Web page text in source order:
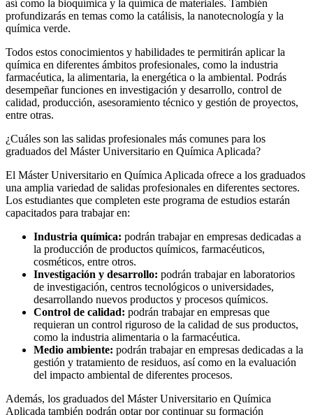
así como la bioquímica y la química de materiales. También
profundizarás en temas como la catálisis, la nanotecnología y la
química verde.
Todos estos conocimientos y habilidades te permitirán aplicar la
química en diferentes ámbitos profesionales, como la industria
farmacéutica, la alimentaria, la energética o la ambiental. Podrás
desempeñar funciones en investigación y desarrollo, control de
calidad, producción, asesoramiento técnico y gestión de proyectos,
entre otras.
¿Cuáles son las salidas profesionales más comunes para los
graduados del Máster Universitario en Química Aplicada?
El Máster Universitario en Química Aplicada ofrece a los graduados
una amplia variedad de salidas profesionales en diferentes sectores.
Los estudiantes que completen este programa de estudios estarán
capacitados para trabajar en:
Industria química: podrán trabajar en empresas dedicadas a
la producción de productos químicos, farmacéuticos,
cosméticos, entre otros.
Investigación y desarrollo: podrán trabajar en laboratorios
de investigación, centros tecnológicos o universidades,
desarrollando nuevos productos y procesos químicos.
Control de calidad: podrán trabajar en empresas que
requieran un control riguroso de la calidad de sus productos,
como la industria alimentaria o la farmacéutica.
Medio ambiente: podrán trabajar en empresas dedicadas a la
gestión y tratamiento de residuos, así como en la evaluación
del impacto ambiental de diferentes procesos.
Además, los graduados del Máster Universitario en Química
Aplicada también podrán optar por continuar su formación